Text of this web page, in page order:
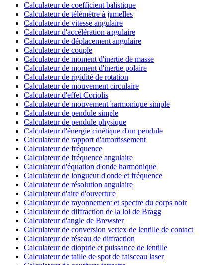
Calculateur de coefficient balistique
Calculateur de télémètre à jumelles
Calculateur de vitesse angulaire
Calculateur d'accélération angulaire
Calculateur de déplacement angulaire
Calculateur de couple
Calculateur de moment d'inertie de masse
Calculateur de moment d'inertie polaire
Calculateur de rigidité de rotation
Calculateur de mouvement circulaire
Calculateur d'effet Coriolis
Calculateur de mouvement harmonique simple
Calculateur de pendule simple
Calculateur de pendule physique
Calculateur d'énergie cinétique d'un pendule
Calculateur de rapport d'amortissement
Calculateur de fréquence
Calculateur de fréquence angulaire
Calculateur d'équation d'onde harmonique
Calculateur de longueur d'onde et fréquence
Calculateur de résolution angulaire
Calculateur d'aire d'ouverture
Calculateur de rayonnement et spectre du corps noir
Calculateur de diffraction de la loi de Bragg
Calculateur d'angle de Brewster
Calculateur de conversion vertex de lentille de contact
Calculateur de réseau de diffraction
Calculateur de dioptrie et puissance de lentille
Calculateur de taille de spot de faisceau laser